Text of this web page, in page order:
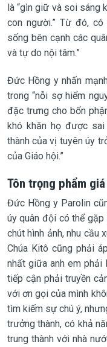
là “gìn giữ và soi sáng
con người.” Từ đó,
sống bên cạnh các
và tự do nội tâm.”
Đức Hồng y nhấn
trong “nỗi sợ hiểm
đặc trưng cho bổn
khó khăn họ được
thành của vị tuyên úy
của Giáo hội.”
Tôn trọng phẩm
Đức Hồng y Parolin
úy quân đội có thể gặp
chút hình ảnh, nhu cầu
Chúa Kitô cũng phải
nhất giữa anh em phải
tiếp cận phải truyền
với ơn gọi của mình
tìm kiếm sự chú ý,
trưởng thành, có khả
trung thành với nhà